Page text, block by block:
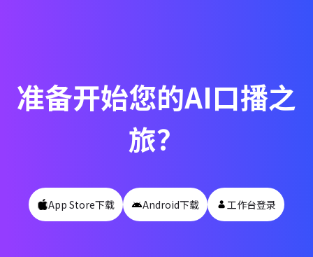
准备开始您的AI口播之
旅？
App Store下载 Android下载 工作台登录